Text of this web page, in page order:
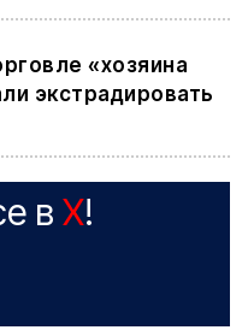
«хозяина
экстрадировать
в X!